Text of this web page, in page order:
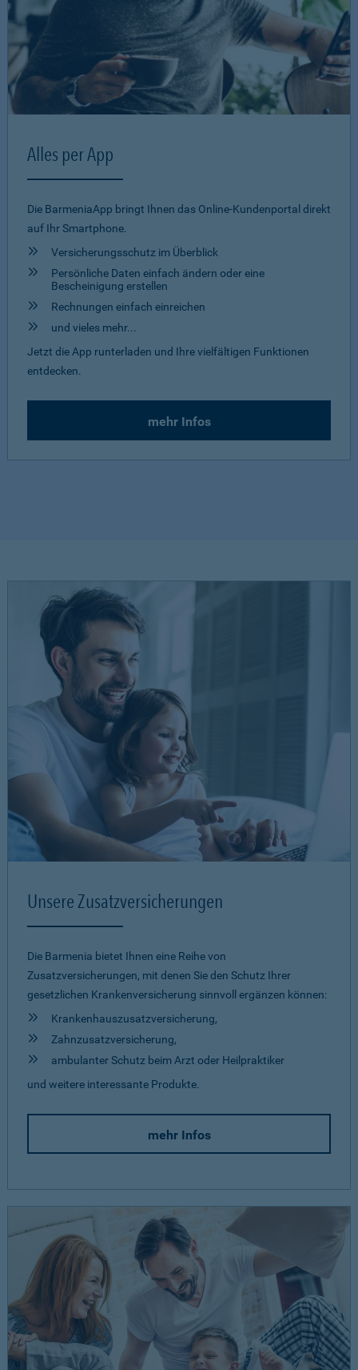
Alles per App
Die BarmeniaApp bringt Ihnen das Online-Kundenportal direkt
auf Ihr Smartphone.
Versicherungsschutz im Überblick
Persönliche Daten einfach ändern oder eine
Bescheinigung erstellen
Rechnungen einfach einreichen
und vieles mehr...
Jetzt die App runterladen und Ihre vielfältigen Funktionen
entdecken.
mehr Infos
Unsere Zusatzversicherungen
Die Barmenia bietet Ihnen eine Reihe von
Zusatzversicherungen, mit denen Sie den Schutz Ihrer
gesetzlichen Krankenversicherung sinnvoll ergänzen können:
Krankenhauszusatzversicherung,
Zahnzusatzversicherung,
ambulanter Schutz beim Arzt oder Heilpraktiker
und weitere interessante Produkte.
mehr Infos